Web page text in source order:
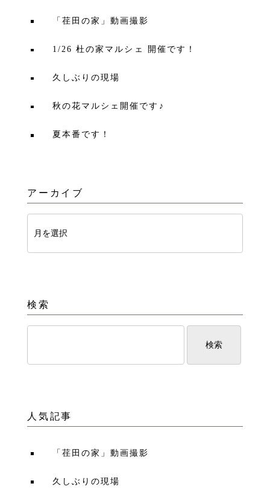
「荏田の家」動画撮影
1/26 杜の家マルシェ 開催です！
久しぶりの現場
秋の花マルシェ開催です♪
夏本番です！
アーカイブ
検索
人気記事
「荏田の家」動画撮影
久しぶりの現場